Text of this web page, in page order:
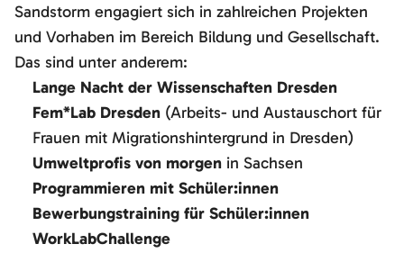
Sandstorm engagiert sich in zahlreichen Projekten
und Vorhaben im Bereich Bildung und Gesellschaft.
Das sind unter anderem:
Lange Nacht der Wissenschaften Dresden
Fem*Lab Dresden (Arbeits- und Austauschort für
Frauen mit Migrationshintergrund in Dresden)
Umweltprofis von morgen in Sachsen
Programmieren mit Schüler:innen
Bewerbungstraining für Schüler:innen
WorkLabChallenge